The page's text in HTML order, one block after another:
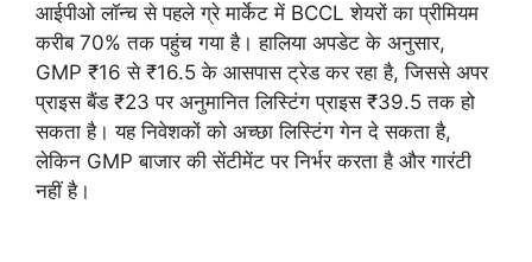
आईपीओ लॉन्च से पहले ग्रे मार्केट में BCCL शेयरों का प्रीमियम
करीब 70% तक पहुंच गया है। हालिया अपडेट के अनुसार,
GMP ₹16 से ₹16.5 के आसपास ट्रेड कर रहा है, जिससे अपर
प्राइस बैंड ₹23 पर अनुमानित लिस्टिंग प्राइस ₹39.5 तक हो
सकता है। यह निवेशकों को अच्छा लिस्टिंग गेन दे सकता है,
लेकिन GMP बाजार की सेंटीमेंट पर निर्भर करता है और गारंटी
नहीं है।